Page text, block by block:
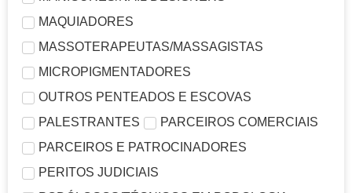
MAQUIADORES
MASSOTERAPEUTAS/MASSAGISTAS
MICROPIGMENTADORES
OUTROS PENTEADOS E ESCOVAS
PALESTRANTES
PARCEIROS COMERCIAIS
PARCEIROS E PATROCINADORES
PERITOS JUDICIAIS